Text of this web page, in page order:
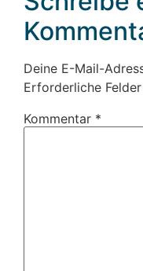
Deine E-Mail-
Erforderliche
Kommentar *